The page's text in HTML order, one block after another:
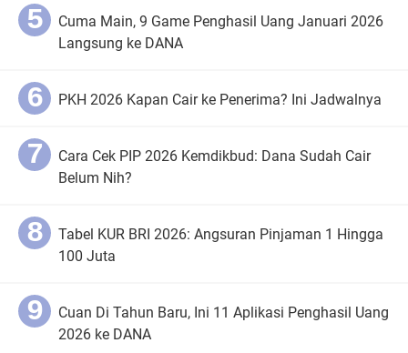
Cuma Main, 9 Game Penghasil Uang Januari 2026
Langsung ke DANA
PKH 2026 Kapan Cair ke Penerima? Ini Jadwalnya
Cara Cek PIP 2026 Kemdikbud: Dana Sudah Cair
Belum Nih?
Tabel KUR BRI 2026: Angsuran Pinjaman 1 Hingga
100 Juta
Cuan Di Tahun Baru, Ini 11 Aplikasi Penghasil Uang
2026 ke DANA